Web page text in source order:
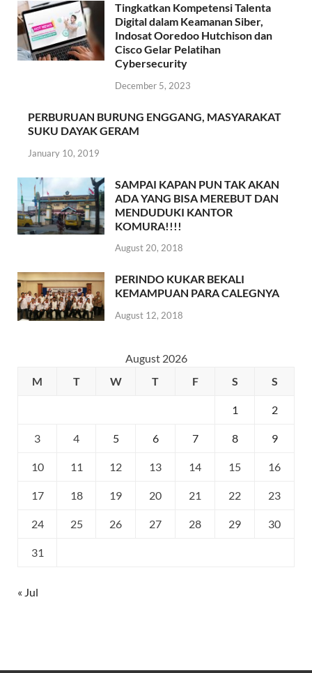
Tingkatkan Kompetensi Talenta
Digital dalam Keamanan Siber,
Indosat Ooredoo Hutchison dan
Cisco Gelar Pelatihan
Cybersecurity
December 5, 2023
PERBURUAN BURUNG ENGGANG, MASYARAKAT
SUKU DAYAK GERAM
January 10, 2019
SAMPAI KAPAN PUN TAK AKAN
ADA YANG BISA MEREBUT DAN
MENDUDUKI KANTOR
KOMURA!!!!
August 20, 2018
PERINDO KUKAR BEKALI
KEMAMPUAN PARA CALEGNYA
August 12, 2018
August 2026
M
T W T F S S
1 2
3 4 5 6 7 8 9
10 11 12 13 14 15 16
17 18 19 20 21 22 23
24 25 26 27 28 29 30
31
« Jul